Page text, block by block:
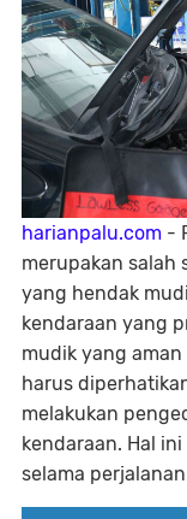
harianpalu.com -
merupakan salah
yang hendak
kendaraan yang
mudik yang
harus
melakukan
kendaraan. Hal
selama